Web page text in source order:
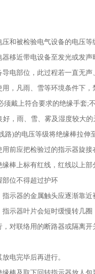
和被检验电气设备的电压
移近带电设备至发光或发
电部位，此过程若一直无
用，凡雨、雪等环境条件下
须戴上符合要求的绝缘手套;
好，雨、雪、雾及湿度较
路)的电压等级将绝缘棒拉
用前应把检验过的指示器
棒上标有红线，红线以上
位不得超过护环
示器的金属触头应逐渐靠近
指示器叶片会短时缓慢转
对联络用的断路器或隔离
放电完毕后再进行。